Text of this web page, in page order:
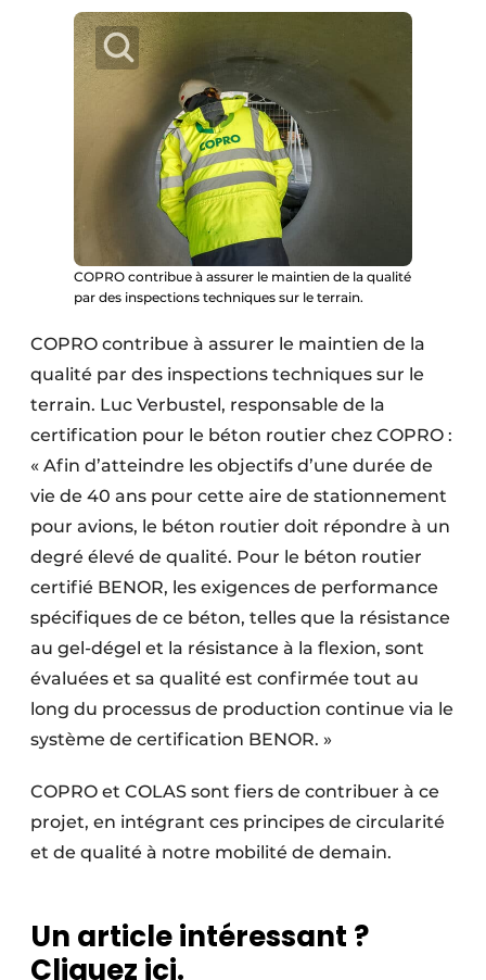
COPRO contribue à assurer le maintien de la qualité
par des inspections techniques sur le terrain.
COPRO contribue à assurer le maintien de la
qualité par des inspections techniques sur le
terrain. Luc Verbustel, responsable de la
certification pour le béton routier chez COPRO :
« Afin d’atteindre les objectifs d’une durée de
vie de 40 ans pour cette aire de stationnement
pour avions, le béton routier doit répondre à un
degré élevé de qualité. Pour le béton routier
certifié BENOR, les exigences de performance
spécifiques de ce béton, telles que la résistance
au gel-dégel et la résistance à la flexion, sont
évaluées et sa qualité est confirmée tout au
long du processus de production continue via le
système de certification BENOR. »
COPRO et COLAS sont fiers de contribuer à ce
projet, en intégrant ces principes de circularité
et de qualité à notre mobilité de demain.
Un article intéressant ?
Cliquez ici.